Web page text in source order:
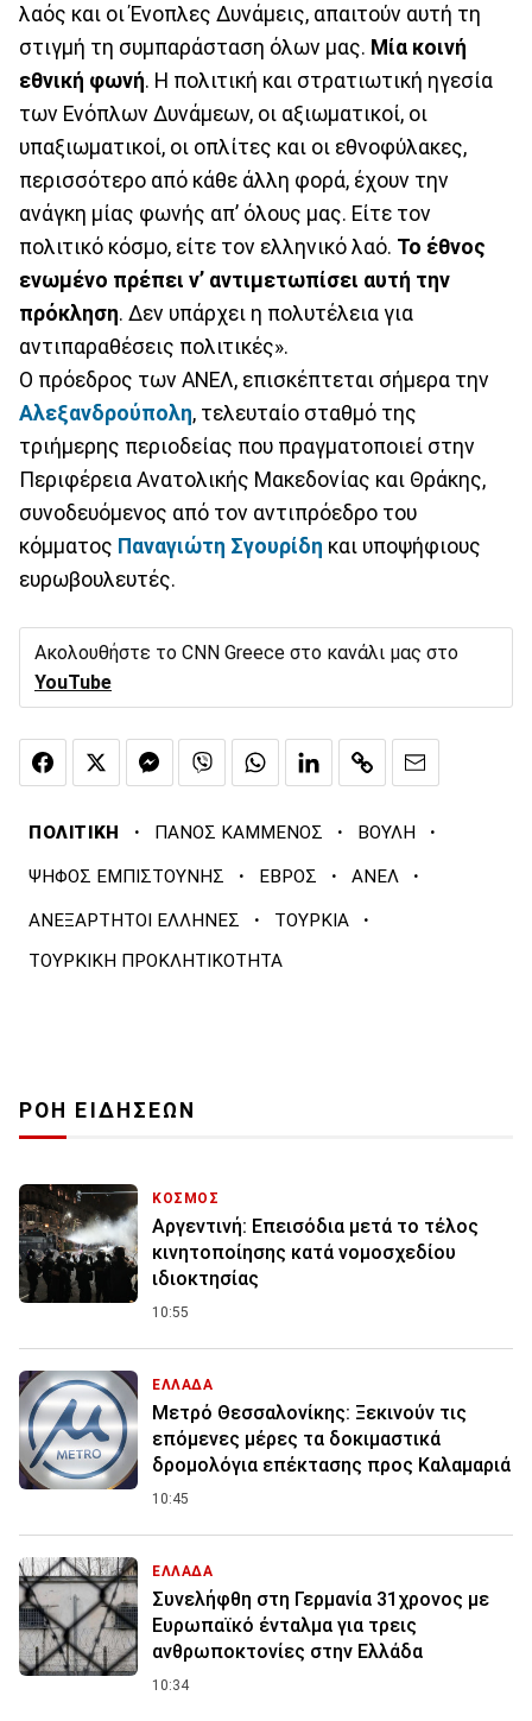
λαός και οι Ένοπλες Δυνάμεις, απαιτούν αυτή τη
στιγμή τη συμπαράσταση όλων μας. Μία κοινή
εθνική φωνή. Η πολιτική και στρατιωτική ηγεσία
των Ενόπλων Δυνάμεων, οι αξιωματικοί, οι
υπαξιωματικοί, οι οπλίτες και οι εθνοφύλακες,
περισσότερο από κάθε άλλη φορά, έχουν την
ανάγκη μίας φωνής απ’ όλους μας. Είτε τον
πολιτικό κόσμο, είτε τον ελληνικό λαό. Το έθνος
ενωμένο πρέπει ν’ αντιμετωπίσει αυτή την
πρόκληση. Δεν υπάρχει η πολυτέλεια για
αντιπαραθέσεις πολιτικές».
Ο πρόεδρος των ΑΝΕΛ, επισκέπτεται σήμερα την
Αλεξανδρούπολη, τελευταίο σταθμό της
τριήμερης περιοδείας που πραγματοποιεί στην
Περιφέρεια Ανατολικής Μακεδονίας και Θράκης,
συνοδευόμενος από τον αντιπρόεδρο του
κόμματος Παναγιώτη Σγουρίδη και υποψήφιους
ευρωβουλευτές.
Ακολουθήστε το CNN Greece στο κανάλι μας στο
YouTube
ΠΟΛΙΤΙΚΗ · ΠΑΝΟΣ ΚΑΜΜΕΝΟΣ · ΒΟΥΛΗ ·
ΨΗΦΟΣ ΕΜΠΙΣΤΟΥΝΗΣ · ΕΒΡΟΣ · ΑΝΕΛ ·
ΑΝΕΞΑΡΤΗΤΟΙ ΕΛΛΗΝΕΣ · ΤΟΥΡΚΙΑ ·
ΤΟΥΡΚΙΚΗ ΠΡΟΚΛΗΤΙΚΟΤΗΤΑ
ΡΟΗ ΕΙΔΗΣΕΩΝ
ΚΟΣΜΟΣ
Αργεντινή: Επεισόδια μετά το τέλος
κινητοποίησης κατά νομοσχεδίου
ιδιοκτησίας
10:55
ΕΛΛΑΔΑ
Μετρό Θεσσαλονίκης: Ξεκινούν τις
επόμενες μέρες τα δοκιμαστικά
δρομολόγια επέκτασης προς Καλαμαριά
10:45
ΕΛΛΑΔΑ
Συνελήφθη στη Γερμανία 31χρονος με
Ευρωπαϊκό ένταλμα για τρεις
ανθρωποκτονίες στην Ελλάδα
10:34